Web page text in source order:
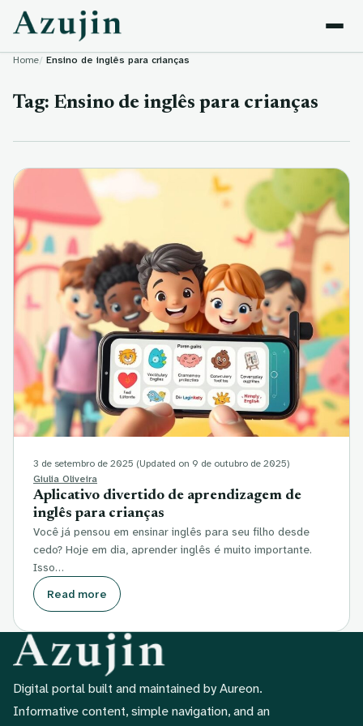
Skip to content
Home Ensino de inglês para crianças
Tag: Ensino de inglês para crianças
3 de setembro de 2025 (Updated on 9 de outubro de 2025)
Giulia Oliveira
Aplicativo divertido de aprendizagem de
inglês para crianças
Você já pensou em ensinar inglês para seu filho desde
cedo? Hoje em dia, aprender inglês é muito importante.
Isso…
Read more
Digital portal built and maintained by Aureon.
Informative content, simple navigation, and an